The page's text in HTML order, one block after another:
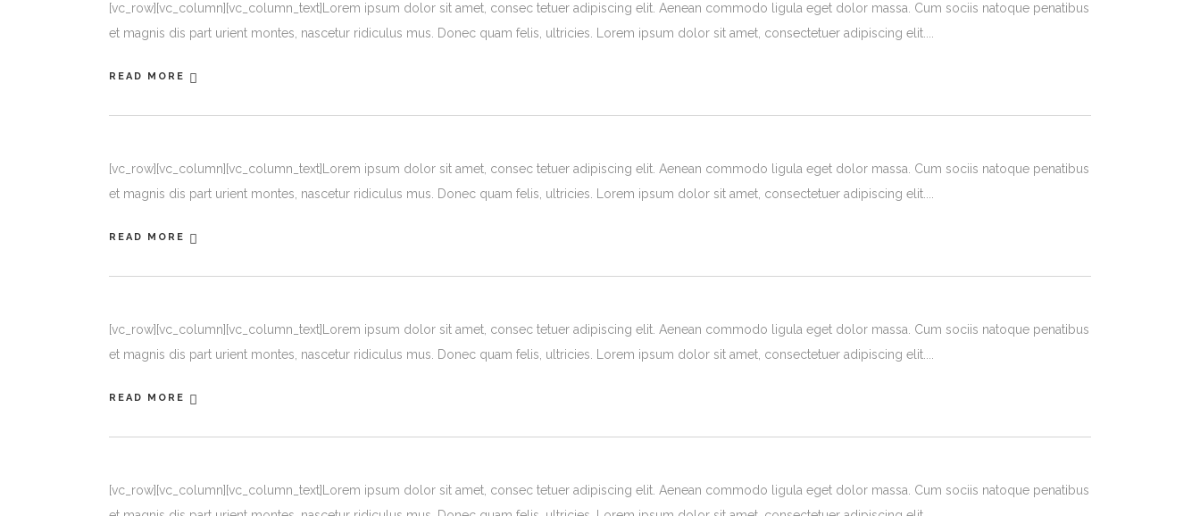
[vc_row][vc_column][vc_column_text]Lorem ipsum dolor sit amet, consec tetuer adipiscing elit. Aenean commodo ligula eget dolor massa. Cum sociis natoque penatibus
et magnis dis part urient montes, nascetur ridiculus mus. Donec quam felis, ultricies. Lorem ipsum dolor sit amet, consectetuer adipiscing elit.
READ MORE
[vc_row][vc_column][vc_column_text]Lorem ipsum dolor sit amet, consec tetuer adipiscing elit. Aenean commodo ligula eget dolor massa. Cum sociis natoque penatibus
et magnis dis part urient montes, nascetur ridiculus mus. Donec quam felis, ultricies. Lorem ipsum dolor sit amet, consectetuer adipiscing elit.
READ MORE
[vc_row][vc_column][vc_column_text]Lorem ipsum dolor sit amet, consec tetuer adipiscing elit. Aenean commodo ligula eget dolor massa. Cum sociis natoque penatibus
et magnis dis part urient montes, nascetur ridiculus mus. Donec quam felis, ultricies. Lorem ipsum dolor sit amet, consectetuer adipiscing elit.
READ MORE
[vc_row][vc_column][vc_column_text]Lorem ipsum dolor sit amet, consec tetuer adipiscing elit. Aenean commodo ligula eget dolor massa. Cum sociis natoque penatibus